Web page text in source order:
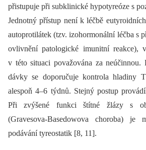
přistupuje při subklinické hypotyreóze s
Jednotný přístup není k léčbě
autoprotilátek (tzv. izohormonální léčba s
ovlivnění patologické imunitní reakce),
v této situaci považována za neúčinnou.
dávky se doporučuje kontrola hladiny
alespoň 4–6 týdnů. Stejný postup
Při zvýšené funkci štítné žlázy s
(Gravesova-Basedowova choroba) je
podávání tyreostatik [8, 11].